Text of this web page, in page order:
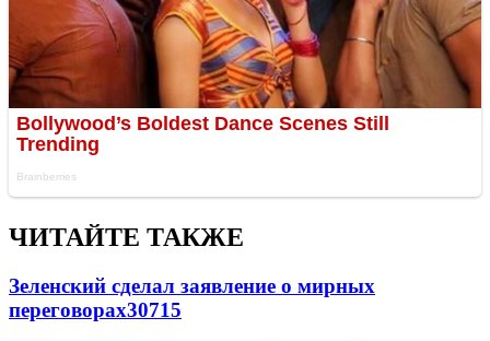
ЧИТАЙТЕ ТАКЖЕ
Зеленский сделал заявление о мирных
переговорах30715